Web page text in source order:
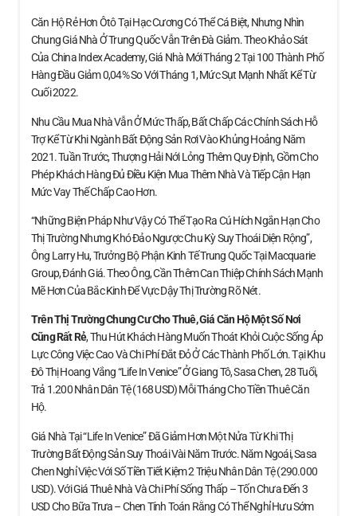
Căn Hộ Rẻ Hơn Ôtô Tại Hạc Cương Có Thể Cá Biệt, Nhưng Nhìn
Chung Giá Nhà Ở Trung Quốc Vẫn Trên Đà Giảm. Theo Khảo Sát
Của China Index Academy, Giá Nhà Mới Tháng 2 Tại 100 Thành Phố
Hàng Đầu Giảm 0,04% So Với Tháng 1, Mức Sụt Mạnh Nhất Kể Từ
Cuối 2022.
Nhu Cầu Mua Nhà Vẫn Ở Mức Thấp, Bất Chấp Các Chính Sách Hỗ
Trợ Kể Từ Khi Ngành Bất Động Sản Rơi Vào Khủng Hoảng Năm
2021. Tuần Trước, Thượng Hải Nới Lỏng Thêm Quy Định, Gồm Cho
Phép Khách Hàng Đủ Điều Kiện Mua Thêm Nhà Và Tiếp Cận Hạn
Mức Vay Thế Chấp Cao Hơn.
“Những Biện Pháp Như Vậy Có Thể Tạo Ra Cú Hích Ngắn Hạn Cho
Thị Trường Nhưng Khó Đảo Ngược Chu Kỳ Suy Thoái Diện Rộng”,
Ông Larry Hu, Trưởng Bộ Phận Kinh Tế Trung Quốc Tại Macquarie
Group, Đánh Giá. Theo Ông, Cần Thêm Can Thiệp Chính Sách Mạnh
Mẽ Hơn Của Bắc Kinh Để Vực Dậy Thị Trường Rõ Nét.
Trên Thị Trường Chung Cư Cho Thuê, Giá Căn HộMột Số Nơi
Cũng Rất Rẻ, Thu Hút Khách Hàng Muốn Thoát Khỏi Cuộc Sống Áp
Lực Công Việc Cao Và Chi Phí Đắt Đỏ Ở Các Thành Phố Lớn. Tại Khu
Đô Thị Hoang Vắng “Life In Venice” Ở Giang Tô, Sasa Chen, 28 Tuổi,
Trả 1.200 Nhân Dân Tệ (168 USD) Mỗi Tháng Cho Tiền Thuê Căn
Hộ.
Giá Nhà Tại “Life In Venice” Đã Giảm Hơn Một Nửa Từ Khi Thị
Trường Bất Động Sản Suy Thoái Vài Năm Trước. Năm Ngoái, Sasa
Chen Nghỉ Việc Với Số Tiền Tiết Kiệm 2 Triệu Nhân Dân Tệ (290.000
USD). Với Giá Thuê Nhà Và Chi Phí Sống Thấp – Tốn Chưa Đến 3
USD Cho Bữa Trưa – Chen Tính Toán Rằng Có Thể Nghỉ Hưu Sớm